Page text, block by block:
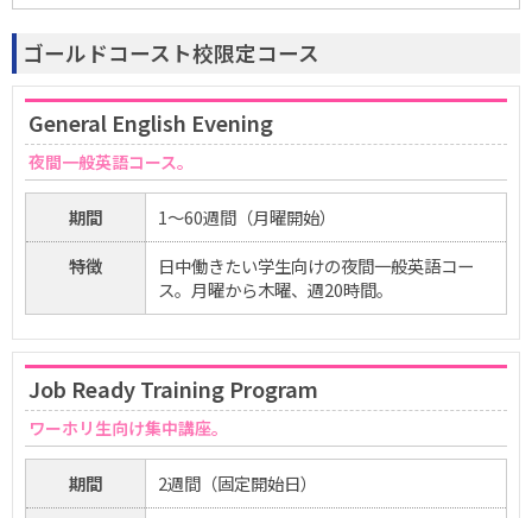
ゴールドコースト校限定コース
General English Evening
夜間一般英語コース。
期間
1〜60週間（月曜開始）
特徴
日中働きたい学生向けの夜間一般英語コー
ス。月曜から木曜、週20時間。
Job Ready Training Program
ワーホリ生向け集中講座。
期間
2週間（固定開始日）